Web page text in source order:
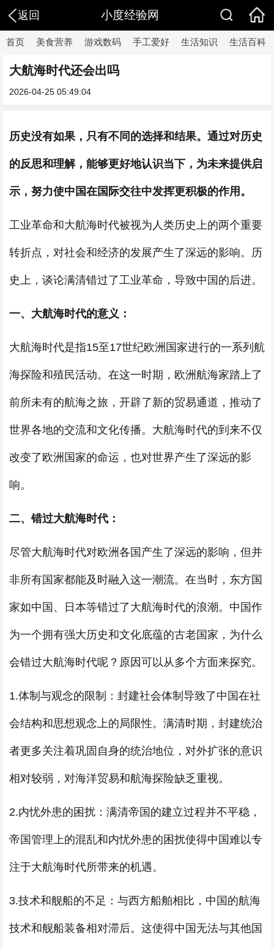
返回 小度经验网
首页 美食营养 游戏数码 手工爱好 生活知识 生活百科
大航海时代还会出吗
2026-04-25 05:49:04
历史没有如果，只有不同的选择和结果。通过对历史
的反思和理解，能够更好地认识当下，为未来提供启
示，努力使中国在国际交往中发挥更积极的作用。
工业革命和大航海时代被视为人类历史上的两个重要
转折点，对社会和经济的发展产生了深远的影响。历
史上，谈论满清错过了工业革命，导致中国的后进。
一、大航海时代的意义：
大航海时代是指15至17世纪欧洲国家进行的一系列航
海探险和殖民活动。在这一时期，欧洲航海家踏上了
前所未有的航海之旅，开辟了新的贸易通道，推动了
世界各地的交流和文化传播。大航海时代的到来不仅
改变了欧洲国家的命运，也对世界产生了深远的影
响。
二、错过大航海时代：
尽管大航海时代对欧洲各国产生了深远的影响，但并
非所有国家都能及时融入这一潮流。在当时，东方国
家如中国、日本等错过了大航海时代的浪潮。中国作
为一个拥有强大历史和文化底蕴的古老国家，为什么
会错过大航海时代呢？原因可以从多个方面来探究。
1.体制与观念的限制：封建社会体制导致了中国在社
会结构和思想观念上的局限性。满清时期，封建统治
者更多关注着巩固自身的统治地位，对外扩张的意识
相对较弱，对海洋贸易和航海探险缺乏重视。
2.内忧外患的困扰：满清帝国的建立过程并不平稳，
帝国管理上的混乱和内忧外患的困扰使得中国难以专
注于大航海时代所带来的机遇。
3.技术和舰船的不足：与西方船舶相比，中国的航海
技术和舰船装备相对滞后。这使得中国无法与其他国